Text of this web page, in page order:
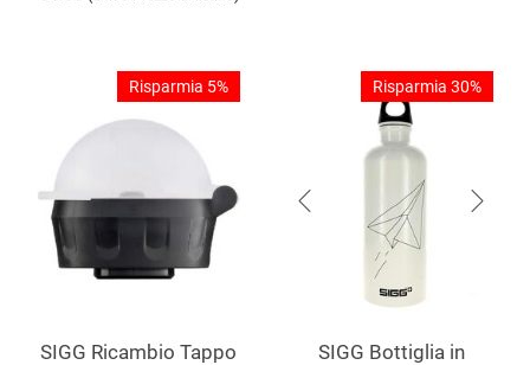
Risparmia 5%
SIGG Ricambio Tappo
Risparmia 30%
SIGG Bottiglia in